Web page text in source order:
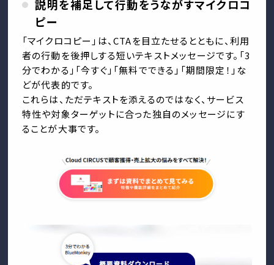
説明を補足して行動をうながすマイクロコ
ピー
「マイクロコピー」は、CTAを目立たせるとともに、利用
者の行動を後押しする短いテキストメッセージです。「3
分でわかる」「今すぐ」「無料でできる」「期間限定！」な
どが代表的です。
これらは、ただテキストを添えるのではなく、サービス
特性や対象ターゲットに合った独自のメッセージにす
ることが大事です。